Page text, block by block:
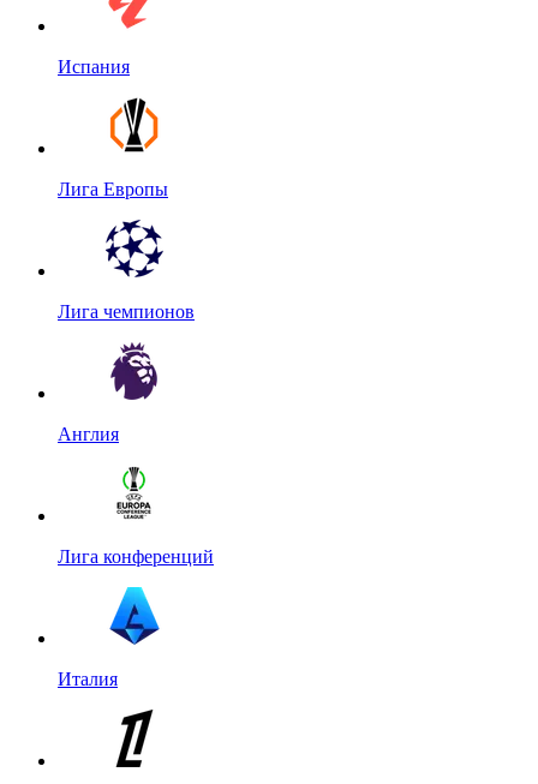
Испания
Лига Европы
Лига чемпионов
Англия
Лига конференций
Италия